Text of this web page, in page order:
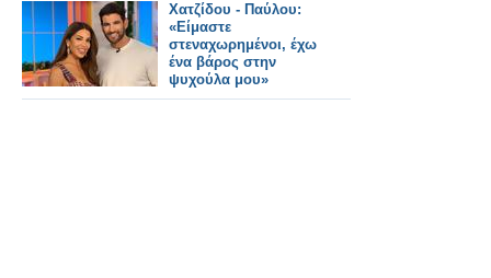
Χατζίδου - Παύλου:
«Είμαστε
στεναχωρημένοι, έχω
ένα βάρος στην
ψυχούλα μου»